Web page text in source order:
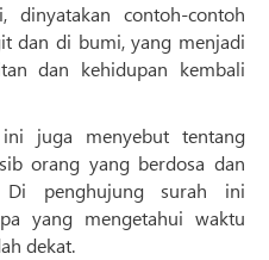
dinyatakan contoh-contoh
dan di bumi, yang menjadi
dan kehidupan kembali
juga menyebut tentang
orang yang berdosa dan
penghujung surah ini
yang mengetahui waktu
dekat.